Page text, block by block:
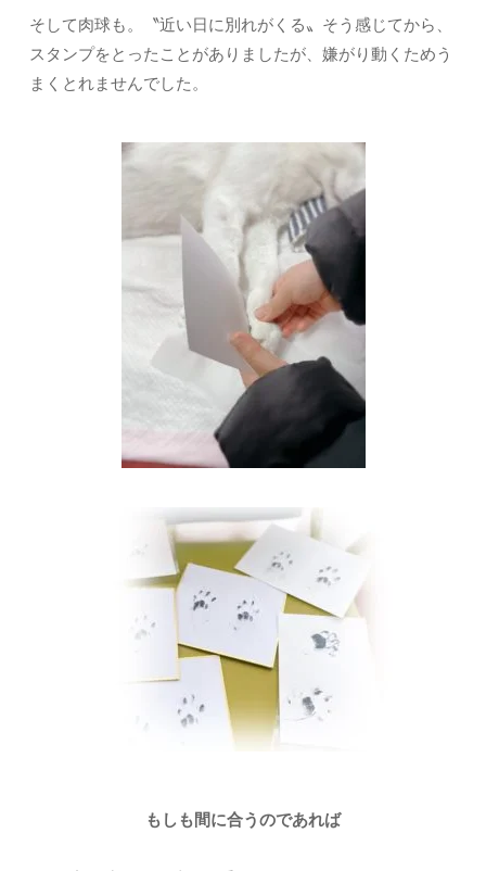
そして肉球も。〝近い日に別れがくる〟そう感じてから、
スタンプをとったことがありましたが、嫌がり動くためう
まくとれませんでした。
もしも間に合うのであれば